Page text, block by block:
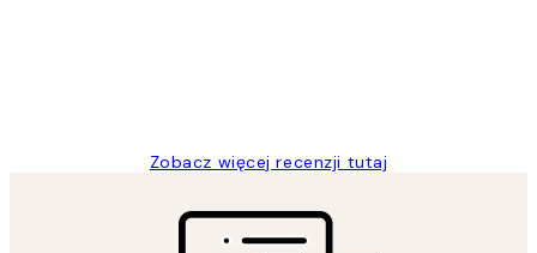
Zobacz więcej recenzji tutaj